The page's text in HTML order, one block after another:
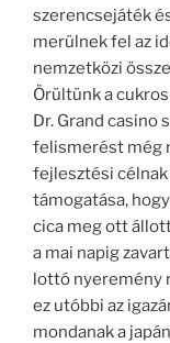
szerencsejáték
merülnek fel az
nemzetközi
Örültünk a
Dr. Grand casino
felismerést még
fejlesztési
támogatása,
cica meg ott
a mai napig
lottó nyeremény
ez utóbbi az
mondanak a